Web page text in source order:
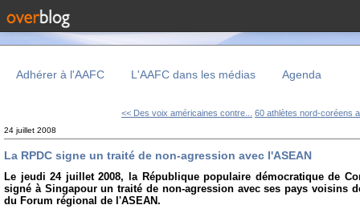
Adhérer à l'AAFC L'AAFC dans les médias Agenda
<< Des voix américaines contre... 60 athlètes nord-coréens
24 juillet 2008
La RPDC signe un traité de non-agression avec l'ASEAN
Le jeudi 24 juillet 2008, la République populaire démocratique de
signé à Singapour un traité de non-agression avec ses pays voisins
du Forum régional de l'ASEAN.